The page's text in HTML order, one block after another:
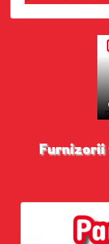
Furnizorii